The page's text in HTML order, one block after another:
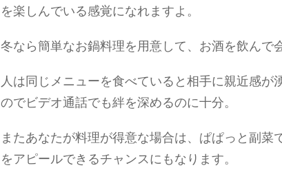
を楽しんでいる感覚になれますよ。
冬なら簡単なお鍋料理を用意して、お酒を飲んで
人は同じメニューを食べていると相手に親近感が
のでビデオ通話でも絆を深めるのに十分。
またあなたが料理が得意な場合は、ぱぱっと副菜
をアピールできるチャンスにもなります。